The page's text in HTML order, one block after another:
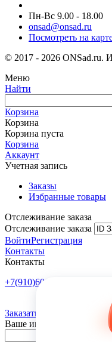
Пн-Вс 9.00 - 18.00
onsad@onsad.ru
Посмотреть на
© 2017 - 2026 ONSad.ru.
Меню
Найти
Корзина
Корзина
Корзина пуста
Корзина
Аккаунт
Учетная запись
Заказы
Избранные товары
Отслеживание заказа
Отслеживание заказа
ВойтиРегистрация
Контакты
Контакты
+7(910)601-10-10
Заказать обратный звонок
Ваше имя